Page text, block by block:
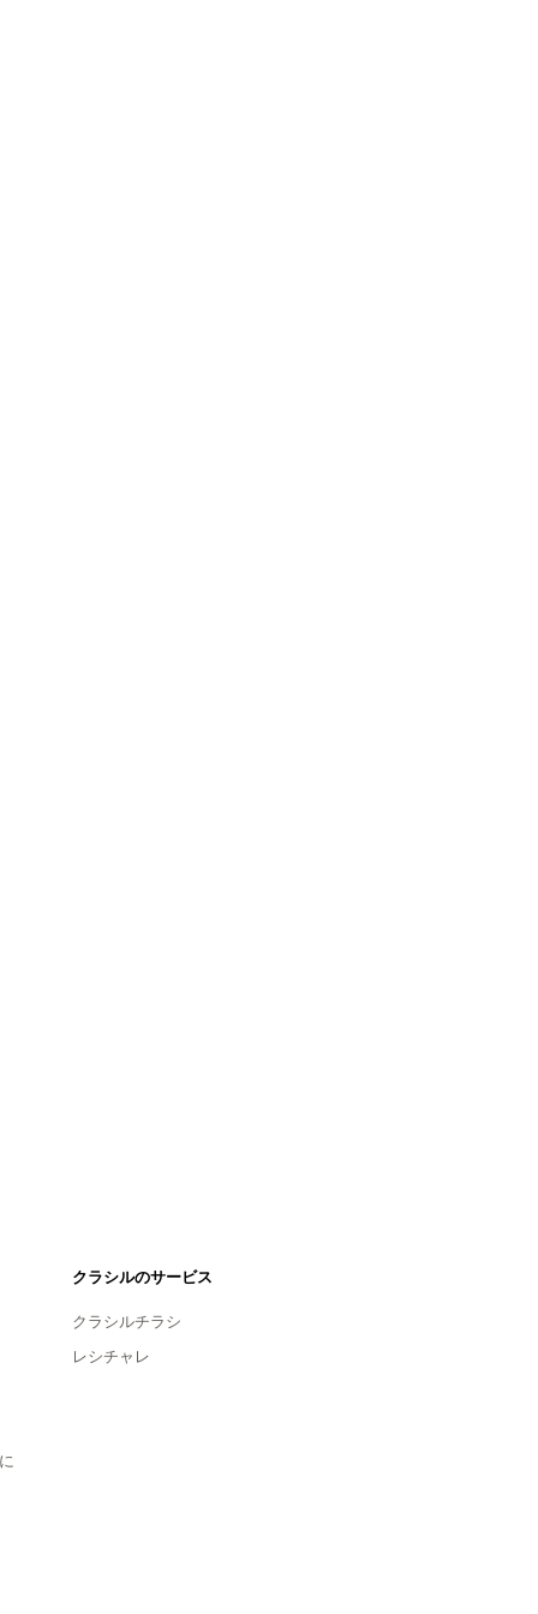
クラシルのサービス
クラシルチラシ
レシチャレ